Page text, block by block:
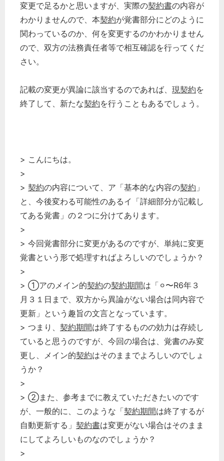
変更で足るかと思いますが、実際の契約書の内容が
わかりませんので、本契約が覚書部分にどのように
関わっているのか、何を変更するのかわかりません
ので、双方の法務責任者等で相互確認を行ってくだ
さい。
記載の変更が異論に該当するのであれば、 現契約を
終了して、新たな契約を行うこともあるでしょう。
> こんにちは。
>
> 契約の内容について、ア「基本的な内容の契約 」
と、今後変わる可能性のあるイ「詳細部分が記載し
てある覚書」の２つに分けてあります。
>
> 今回覚書部分に変更があるのですが、単純に変更
覚書という形で処理すればよろしいのでしょうか？
>
> ①アのメイン的契約の契約期間は「⚪︎〜R6年３
月３１日まで、双方から異論がない場合は同内容で
更新」という趣旨の文言となっています。
> つまり、 契約期間は終了するものの効力は存続し
ていると思うのですが、今回の場合は、覚書のみ変
更し、メイン的契約はそのままでよろしいのでしょ
うか？
>
> ②また、参考までに教えていただきたいのです
が、一般的に、このような「契約期間は終了するが
自動更新する」 契約書は変更がない場合はそのまま
にしてよろしいものなのでしょうか？
>